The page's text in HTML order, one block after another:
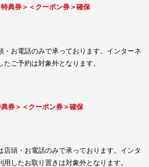
典券＞＜クーポン券＞確保
・お電話のみで承っております。インターネ
たご予約は対象外となります。
券＞＜クーポン券＞確保
頭・お電話のみで承っております。インタ
用したお取り置きは対象外となります。